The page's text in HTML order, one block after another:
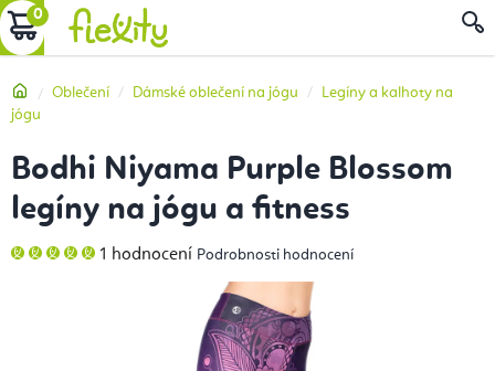
Přejít
na
NÁKUPNÍ
DomůOblečení Dámské oblečení na jógu
Legíny a kalhoty na
jógu
Bodhi Niyama Purple Blossom
legíny na jógu a fitness
Průměrné
hodnocení
1 hodnocení Podrobnosti hodnocení